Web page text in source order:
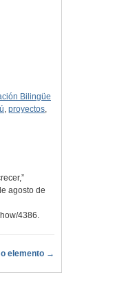
Bilingüe
, proyectos,
agosto de
4386.
elemento →